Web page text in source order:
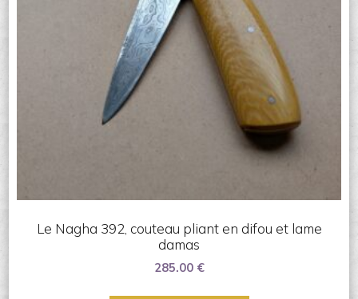
Le Nagha 392, couteau pliant en difou et lame
damas
285.00 €